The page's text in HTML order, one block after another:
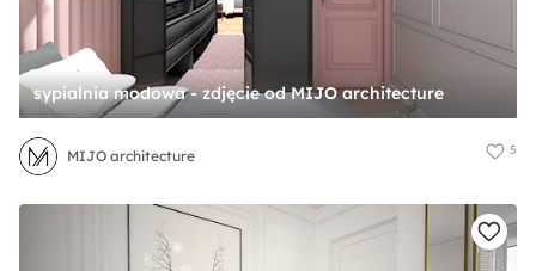
sypialnia modowa - zdjęcie od MIJO architecture
MIJO architecture 5